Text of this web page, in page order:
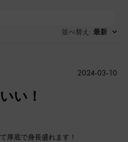
並べ替え : 最新
い！
厚底で身長盛れます！
公
2024-03-10